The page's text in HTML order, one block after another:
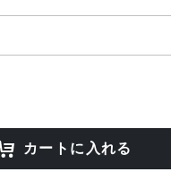
カートに入れる